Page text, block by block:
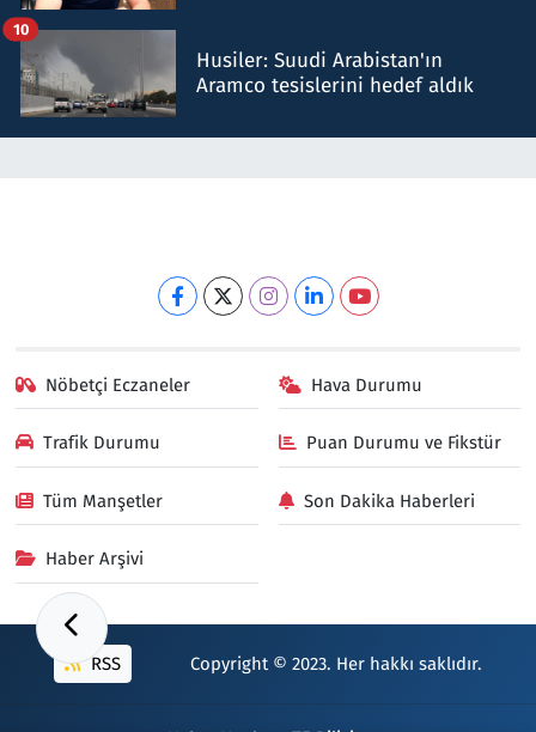
Husiler: Suudi Arabistan'ın
Aramco tesislerini hedef aldık
10
Nöbetçi Eczaneler Hava Durumu
Trafik Durumu Puan Durumu ve Fikstür
Tüm Manşetler Son Dakika Haberleri
Haber Arşivi
RSS Copyright © 2023. Her hakkı saklıdır.